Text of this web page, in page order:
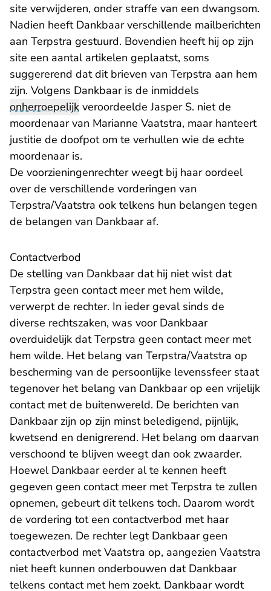
site verwijderen, onder straffe van een dwangsom.
Nadien heeft Dankbaar verschillende mailberichten
aan Terpstra gestuurd. Bovendien heeft hij op zijn
site een aantal artikelen geplaatst, soms
suggererend dat dit brieven van Terpstra aan hem
zijn. Volgens Dankbaar is de inmiddels
onherroepelijk veroordeelde Jasper S. niet de
moordenaar van Marianne Vaatstra, maar hanteert
justitie de doofpot om te verhullen wie de echte
moordenaar is.
De voorzieningenrechter weegt bij haar oordeel
over de verschillende vorderingen van
Terpstra/Vaatstra ook telkens hun belangen tegen
de belangen van Dankbaar af.
Contactverbod
De stelling van Dankbaar dat hij niet wist dat
Terpstra geen contact meer met hem wilde,
verwerpt de rechter. In ieder geval sinds de
diverse rechtszaken, was voor Dankbaar
overduidelijk dat Terpstra geen contact meer met
hem wilde. Het belang van Terpstra/Vaatstra op
bescherming van de persoonlijke levenssfeer staat
tegenover het belang van Dankbaar op een vrijelijk
contact met de buitenwereld. De berichten van
Dankbaar zijn op zijn minst beledigend, pijnlijk,
kwetsend en denigrerend. Het belang om daarvan
verschoond te blijven weegt dan ook zwaarder.
Hoewel Dankbaar eerder al te kennen heeft
gegeven geen contact meer met Terpstra te zullen
opnemen, gebeurt dit telkens toch. Daarom wordt
de vordering tot een contactverbod met haar
toegewezen. De rechter legt Dankbaar geen
contactverbod met Vaatstra op, aangezien Vaatstra
niet heeft kunnen onderbouwen dat Dankbaar
telkens contact met hem zoekt. Dankbaar wordt